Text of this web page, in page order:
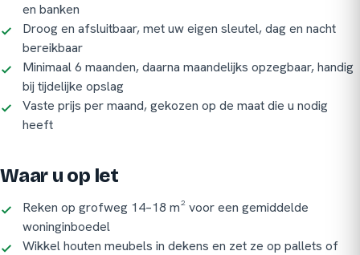
en banken
Droog en afsluitbaar, met uw eigen sleutel, dag en nacht
bereikbaar
Minimaal 6 maanden, daarna maandelijks opzegbaar, handig
bij tijdelijke opslag
Vaste prijs per maand, gekozen op de maat die u nodig
heeft
Waar u op let
Reken op grofweg 14–18 m² voor een gemiddelde
woninginboedel
Wikkel houten meubels in dekens en zet ze op pallets of